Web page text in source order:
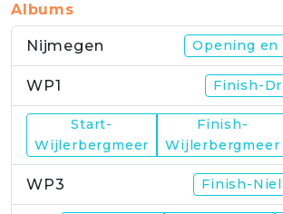
Albums
Nijmegen Opening en
WP1 Finish-
WP2
Start-
Wijlerbergmeer
Finish-
Wijlerbergmeer
WP3 Finish-Niel